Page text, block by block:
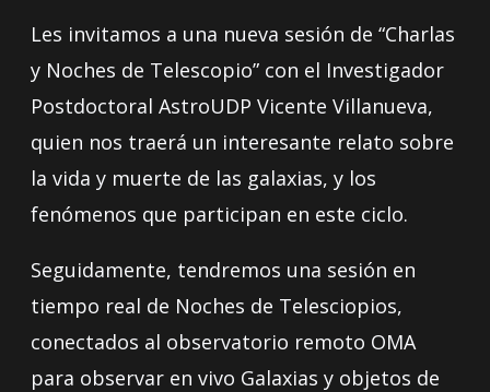
Les invitamos a una nueva sesión de “Charlas
y Noches de Telescopio” con el Investigador
Postdoctoral AstroUDP Vicente Villanueva,
quien nos traerá un interesante relato sobre
la vida y muerte de las galaxias, y los
fenómenos que participan en este ciclo.
Seguidamente, tendremos una sesión en
tiempo real de Noches de Telesciopios,
conectados al observatorio remoto OMA
para observar en vivo Galaxias y objetos de